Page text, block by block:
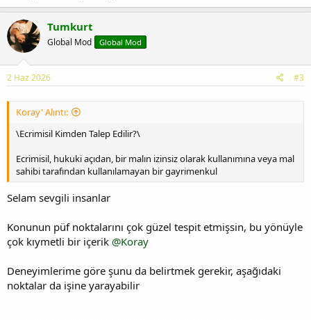
Tumkurt
Global Mod Global Mod
2 Haz 2026 #3
Koray' Alıntı:
\Ecrimisil Kimden Talep Edilir?\
Ecrimisil, hukuki açıdan, bir malın izinsiz olarak kullanımına veya mal
sahibi tarafından kullanılamayan bir gayrimenkul
Selam sevgili insanlar
Konunun püf noktalarını çok güzel tespit etmişsin, bu yönüyle
çok kıymetli bir içerik @Koray
Deneyimlerime göre şunu da belirtmek gerekir, aşağıdaki
noktalar da işine yarayabilir